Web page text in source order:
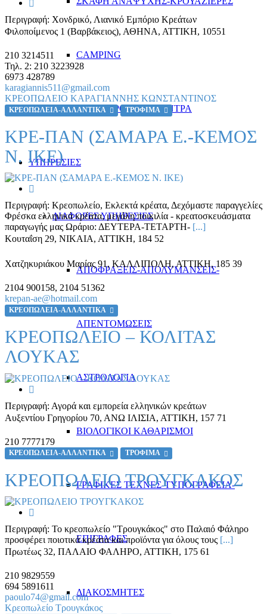
CAMPING
ΧΙΟΝΟΔΡΟΜΙΚΑ ΚΕΝΤΡΑ
ΥΠΗΡΕΣΙΕΣ
ΔΙΑΦΟΡΕΣ ΥΠΗΡΕΣΙΕΣ
ΑΠΟΦΡΑΞΕΙΣ-ΑΠΟΛΥΜΑΝΣΕΙΣ-
ΑΠΕΝΤΟΜΩΣΕΙΣ
ΑΣΤΡΟΛΟΓΙΑ
ΒΙΟΛΟΓΙΚΟΙ ΚΑΘΑΡΙΣΜΟΙ
ΓΡΑΦΙΚΕΣ ΤΕΧΝΕΣ-ΤΥΠΟΓΡΑΦΕΙΑ-
ΕΠΙΓΡΑΦΕΣ
ΔΙΑΚΟΣΜΗΤΕΣ
Περιγραφή: Χονδρικό, Λιανικό Εμπόριο Κρεάτων
Φιλοποίμενος 1 (Βαρβάκειος), ΑΘΗΝΑ, ΑΤΤΙΚΗ, 10551
210 3214511
Τηλ. 2: 210 3223928
6973 428789
karagiannis511@gmail.com
ΚΡΕΟΠΩΛΕΙΟ ΚΑΡΑΓΙΑΝΝΗΣ ΚΩΝΣΤΑΝΤΙΝΟΣ
ΚΡΕΟΠΩΛΕΙΑ-ΑΛΛΑΝΤΙΚΑ ΤΡΟΦΙΜΑ
ΚΡΕ-ΠΑΝ (ΣΑΜΑΡΑ Ε.-ΚΕΜΟΣ
Ν. ΙΚΕ)
Περιγραφή: Κρεοπωλείο, Εκλεκτά κρέατα, Δεχόμαστε παραγγελίες
Φρέσκα ελληνικά κρέατα, μεγάλη ποικιλία - κρεατοσκευάσματα
παραγωγής μας Ωράριο: ΔΕΥΤΕΡΑ-ΤΕΤΑΡΤΗ- [...]
Κουταΐση 29, ΝΙΚΑΙΑ, ΑΤΤΙΚΗ, 184 52
Χατζηκυριάκου Μαρίας 91 , ΚΑΛΛΙΠΟΛΗ, ΑΤΤΙΚΗ, 185 39
2104 900158, 2104 51362
krepan-ae@hotmail.com
ΚΡΕΟΠΩΛΕΙΑ-ΑΛΛΑΝΤΙΚΑ
ΚΡΕΟΠΩΛΕΙΟ – ΚΟΛΙΤΑΣ
ΛΟΥΚΑΣ
Περιγραφή: Αγορά και εμπορεία ελληνικών κρεάτων
Αυξεντίου Γρηγορίου 70, ΑΝΩ ΙΛΙΣΙΑ, ΑΤΤΙΚΗ, 157 71
210 7777179
ΚΡΕΟΠΩΛΕΙΑ-ΑΛΛΑΝΤΙΚΑ ΤΡΟΦΙΜΑ
ΚΡΕΟΠΩΛΕΙΟ ΤΡΟΥΓΚΑΚΟΣ
Περιγραφή: Το κρεοπωλείο "Τρουγκάκος" στο Παλαιό Φάληρο
προσφέρει ποιοτικά κρέατα και προϊόντα για όλους τους [...]
Πρωτέως 32, ΠΑΛΑΙΟ ΦΑΛΗΡΟ, ΑΤΤΙΚΗ, 175 61
210 9829559
694 5891611
paoulo74@gmail.com
Κρεοπωλείο Τρουγκάκος